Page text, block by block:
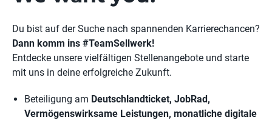
Du bist auf der Suche nach spannenden Karrierechancen?
Dann komm ins #TeamSellwerk!
Entdecke unsere vielfältigen Stellenangebote und starte
mit uns in deine erfolgreiche Zukunft.
Beteiligung am Deutschlandticket, JobRad,
Vermögenswirksame Leistungen, monatliche digitale